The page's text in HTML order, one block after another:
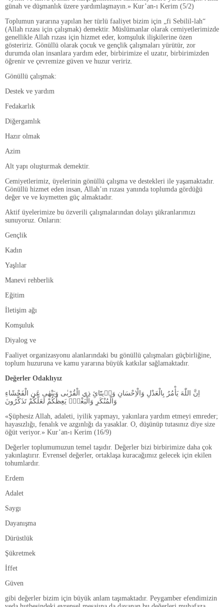
günah ve düşmanlık üzere yardımlaşmayın.» Kur’an-ı Kerim (5/2)
Toplumun yararına yapılan her türlü faaliyet bizim için „fi Sebilil-lah“
(Allah rızası için çalışmak) demektir. Müslümanlar olarak cemiyetlerimizde
genellikle Allah rızası için hizmet eder, komşuluk ilişkilerine özen
gösteririz. Gönüllü olarak çocuk ve gençlik çalışmaları yürütür, zor
durumda olan insanlara yardım eder, birbirimize el uzatır, birbirimizden
öğrenir ve çevremize güven ve huzur veririz.
Gönüllü çalışmak:
Destek ve yardım
Fedakarlık
Diğergamlık
Hazır olmak
Azim
Alt yapı oluşturmak demektir.
Cemiyetlerimiz, üyelerinin gönüllü çalışma ve destekleri ile yaşamaktadır.
Gönüllü hizmet eden insan, Allah’ın rızası yanında toplumda gördüğü
değer ve ve kıymetten güç almaktadır.
Aktif üyelerimize bu özverili çalışmalarından dolayı şükranlarımızı
sunuyoruz. Onların:
Gençlik
Kadın
Yaşlılar
Manevi rehberlik
Eğitim
İletişim ağı
Komşuluk
Diyalog ve
Faaliyet organizasyonu alanlarındaki bu gönüllü çalışmaları güçbirliğine,
toplum huzuruna ve kamu yararına büyük katkılar sağlamaktadır.
Değerler Odaklıyız
اِنَّ اللّٰهَ يَأْمُرُ بِالْعَدْلِ وَالْاِحْسَانِ وَا۪يتَٓائِ ذِي الْقُرْبٰى وَيَنْهٰى عَنِ الْفَحْشَٓاءِ
وَالْمُنْكَرِ وَالْبَغْيِۚ يَعِظُكُمْ لَعَلَّكُمْ تَذَكَّرُونَ
«Şüphesiz Allah, adaleti, iyilik yapmayı, yakınlara yardım etmeyi emreder;
hayasızlığı, fenalık ve azgınlığı da yasaklar. O, düşünüp tutasınız diye size
öğüt veriyor.» Kur’an-ı Kerim (16/9)
Değerler toplumumuzun temel taşıdır. Değerler bizi birbirimize daha çok
yakınlaştırır. Evrensel değerler, ortaklaşa kuracağımız gelecek için ekilen
tohumlardır.
Erdem
Adalet
Saygı
Dayanışma
Dürüstlük
Şükretmek
İffet
Güven
gibi değerler bizim için büyük anlam taşımaktadır. Peygamber efendimizin